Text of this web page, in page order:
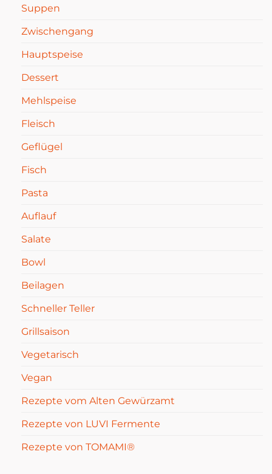
Suppen
Zwischengang
Hauptspeise
Dessert
Mehlspeise
Fleisch
Geflügel
Fisch
Pasta
Auflauf
Salate
Bowl
Beilagen
Schneller Teller
Grillsaison
Vegetarisch
Vegan
Rezepte vom Alten Gewürzamt
Rezepte von LUVI Fermente
Rezepte von TOMAMI®